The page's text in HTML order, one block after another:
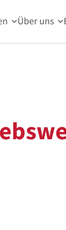
Über uns